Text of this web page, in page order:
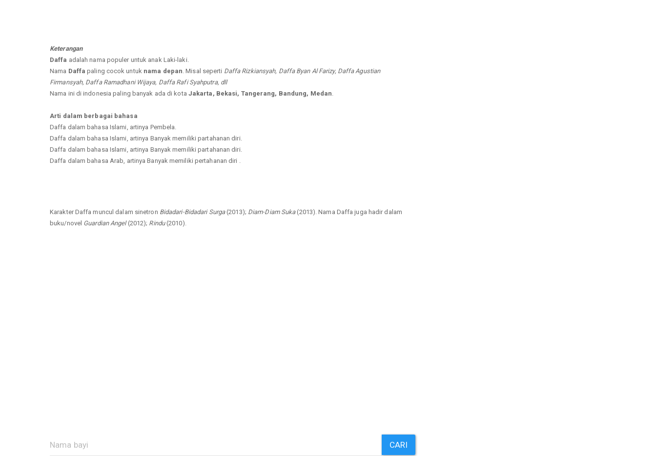
Keterangan
Daffa adalah nama populer untuk anak Laki-laki.
Nama Daffa paling cocok untuk nama depan . Misal seperti Daffa Rizkiansyah, Daffa Byan Al Farizy, Daffa Agustian
Firmansyah, Daffa Ramadhani Wijaya, Daffa Rafi Syahputra, dll
Nama ini di indonesia paling banyak ada di kota Jakarta, Bekasi, Tangerang, Bandung, Medan
Arti dalam berbagai bahasa
Daffa dalam bahasa Islami, artinya Pembela.
Daffa dalam bahasa Islami, artinya Banyak memiliki partahanan diri.
Daffa dalam bahasa Islami, artinya Banyak memiliki partahanan diri.
Daffa dalam bahasa Arab, artinya Banyak memiliki pertahanan diri .
Karakter Daffa muncul dalam sinetron Bidadari-Bidadari Surga(2013); Diam-Diam Suka(2013). Nama Daffa juga hadir dalam
buku/novel Guardian Angel(2012); Rindu(2010).
CARI